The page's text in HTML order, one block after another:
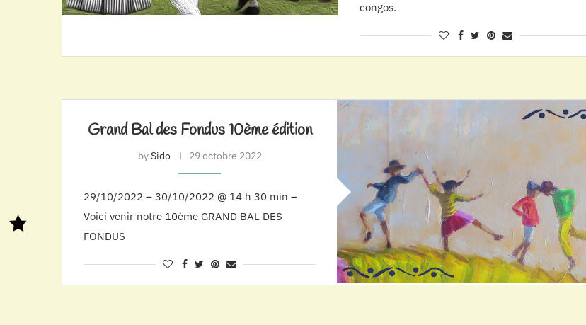
congos.
Grand Bal des Fondus 10ème édition
bySido 29 octobre 2022
29/10/2022 – 30/10/2022 @ 14 h 30 min –
Voici venir notre 10ème GRAND BAL DES
FONDUS